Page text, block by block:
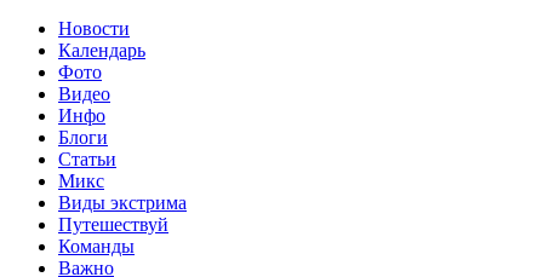
Новости
Календарь
Фото
Видео
Инфо
Блоги
Статьи
Микс
Виды экстрима
Путешествуй
Команды
Важно